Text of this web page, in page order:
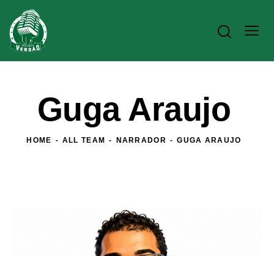
Guga Araujo
HOME ALL TEAM NARRADOR GUGA ARAUJO